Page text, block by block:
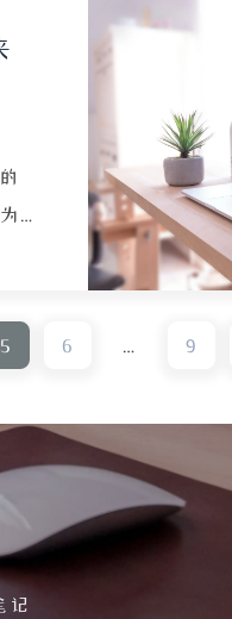
非冬天的专属，在广东
难痊愈。作者认为此次
熬夜消耗精力以及极
了使用姜片、藿香正
过程。最后，作者告诫
感而忽视健康，呼吁在
并调侃在广东夏天连
独
5 6 9
记